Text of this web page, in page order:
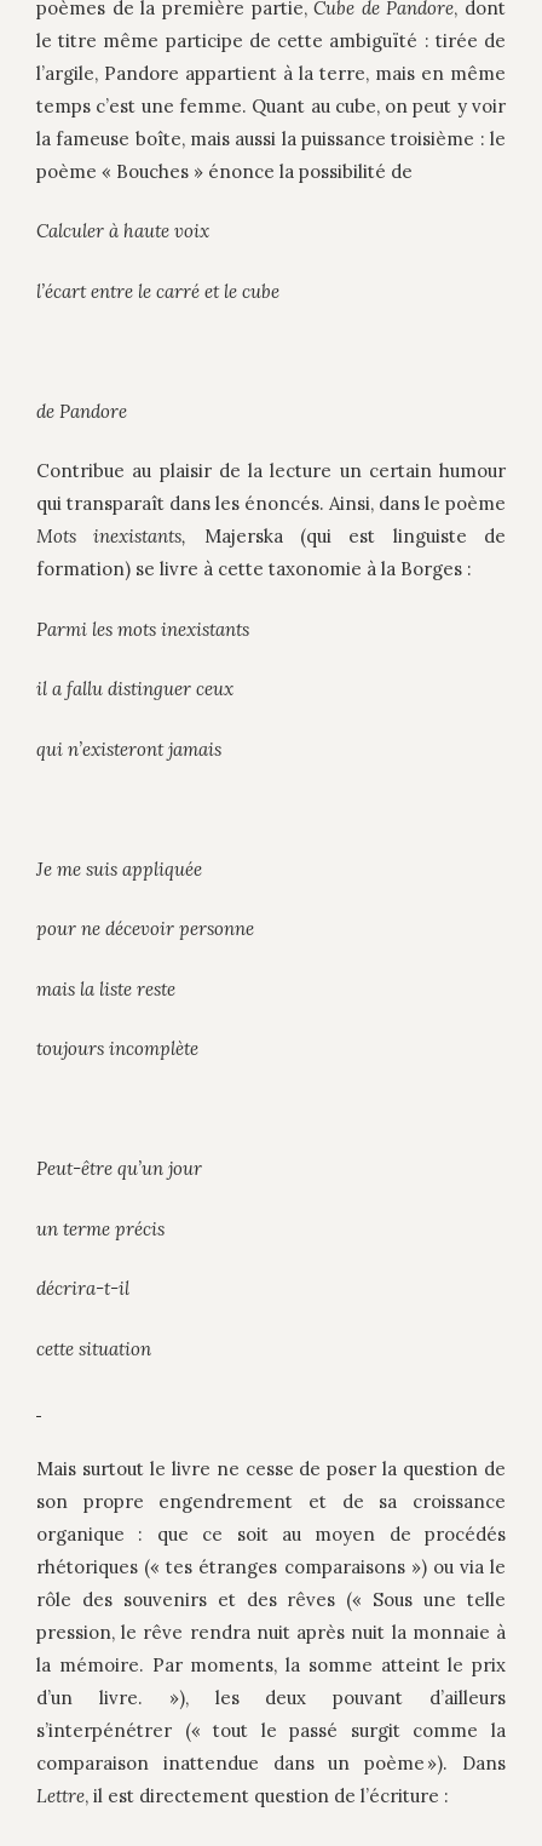
poèmes de la première partie,Cube de Pandore, dont
le titre même participe de cette ambiguïté : tirée de
l’argile, Pandore appartient à la terre, mais en même
temps c’est une femme. Quant au cube, on peut y voir
la fameuse boîte, mais aussi la puissance troisième : le
poème « Bouches » énonce la possibilité de
Calculer à haute voix
l’écart entre le carré et le cube
de Pandore
Contribue au plaisir de la lecture un certain humour
qui transparaît dans les énoncés. Ainsi, dans le poème
Mots inexistants, Majerska (qui est linguiste de
formation) se livre à cette taxonomie à la Borges :
Parmi les mots inexistants
il a fallu distinguer ceux
qui n’existeront jamais
Je me suis appliquée
pour ne décevoir personne
mais la liste reste
toujours incomplète
Peut-être qu’un jour
un terme précis
décrira-t-il
cette situation
Mais surtout le livre ne cesse de poser la question de
son propre engendrement et de sa croissance
organique : que ce soit au moyen de procédés
rhétoriques (« tes étranges comparaisons ») ou via le
rôle des souvenirs et des rêves (« Sous une telle
pression, le rêve rendra nuit après nuit la monnaie à
la mémoire. Par moments, la somme atteint le prix
d’un livre. »), les deux pouvant d’ailleurs
s’interpénétrer (« tout le passé surgit comme la
comparaison inattendue dans un poème »). Dans
Lettre, il est directement question de l’écriture :